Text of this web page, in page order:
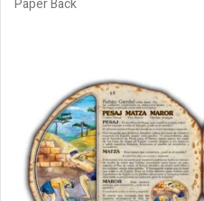
Paper Back